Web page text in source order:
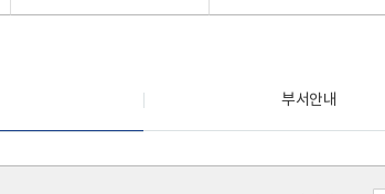
부서안내